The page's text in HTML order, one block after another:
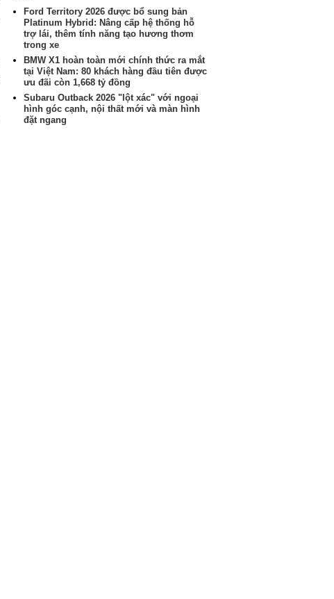
Ford Territory 2026 được bổ sung bản
Platinum Hybrid: Nâng cấp hệ thống hỗ
trợ lái, thêm tính năng tạo hương thơm
trong xe
BMW X1 hoàn toàn mới chính thức ra mắt
tại Việt Nam: 80 khách hàng đầu tiên được
ưu đãi còn 1,668 tỷ đồng
Subaru Outback 2026 "lột xác" với ngoại
hình góc cạnh, nội thất mới và màn hình
đặt ngang